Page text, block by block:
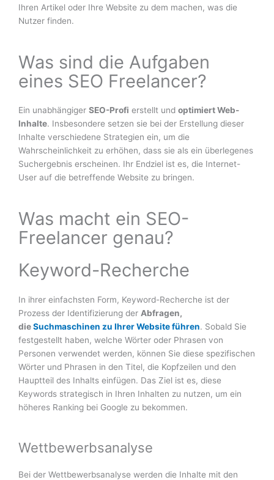
Ihren Artikel oder Ihre Website zu dem machen, was die
Nutzer finden.
Was sind die Aufgaben
eines SEO Freelancer?
Ein unabhängiger SEO-Profi erstellt und optimiert Web-
Inhalte. Insbesondere setzen sie bei der Erstellung dieser
Inhalte verschiedene Strategien ein, um die
Wahrscheinlichkeit zu erhöhen, dass sie als ein überlegenes
Suchergebnis erscheinen. Ihr Endziel ist es, die Internet-
User auf die betreffende Website zu bringen.
Was macht ein SEO-
Freelancer genau?
Keyword-Recherche
In ihrer einfachsten Form, Keyword-Recherche ist der
Prozess der Identifizierung der Abfragen,
dieSuchmaschinen zu Ihrer Website führen. Sobald Sie
festgestellt haben, welche Wörter oder Phrasen von
Personen verwendet werden, können Sie diese spezifischen
Wörter und Phrasen in den Titel, die Kopfzeilen und den
Hauptteil des Inhalts einfügen. Das Ziel ist es, diese
Keywords strategisch in Ihren Inhalten zu nutzen, um ein
höheres Ranking bei Google zu bekommen.
Wettbewerbsanalyse
Bei der Wettbewerbsanalyse werden die Inhalte mit den